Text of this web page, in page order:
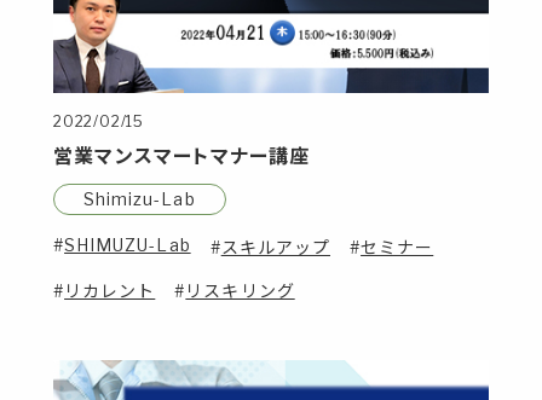
2022/02/15
営業マンスマートマナー講座
Shimizu-Lab
SHIMUZU-Lab スキルアップ セミナー
リカレント リスキリング